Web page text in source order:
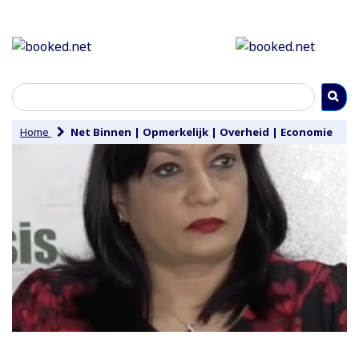
Home Net Binnen | Opmerkelijk | Overheid | Economie